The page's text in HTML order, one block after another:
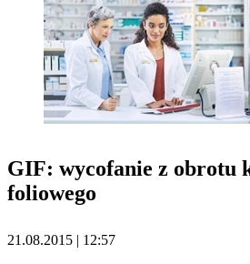
GIF: wycofanie z obrotu
foliowego
21.08.2015 | 12:57